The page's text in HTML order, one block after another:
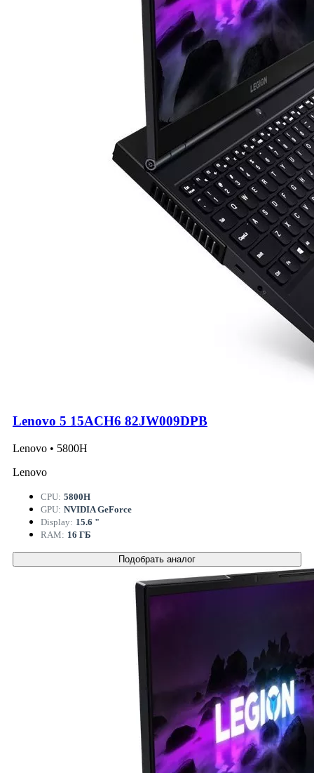
Lenovo 5 15ACH6 82JW009DPB
Lenovo • 5800H
Lenovo
CPU: 5800H
GPU: NVIDIA GeForce
Display: 15.6 "
RAM: 16 ГБ
Подобрать аналог